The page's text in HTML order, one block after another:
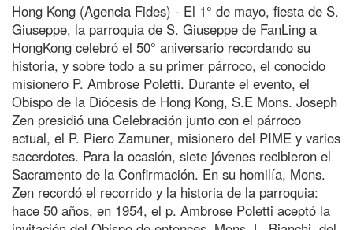
Hong Kong (Agencia Fides) - El 1° de mayo, fiesta de S.
Giuseppe, la parroquia de S. Giuseppe de FanLing a
HongKong celebró el 50° aniversario recordando su
historia, y sobre todo a su primer párroco, el conocido
misionero P. Ambrose Poletti. Durante el evento, el
Obispo de la Diócesis de Hong Kong, S.E Mons. Joseph
Zen presidió una Celebración junto con el párroco
actual, el P. Piero Zamuner, misionero del PIME y varios
sacerdotes. Para la ocasión, siete jóvenes recibieron el
Sacramento de la Confirmación. En su homilía, Mons.
Zen recordó el recorrido y la historia de la parroquia:
hace 50 años, en 1954, el p. Ambrose Poletti aceptó la